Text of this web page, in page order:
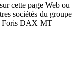
cette page Web ou
sociétés du groupe
Foris DAX MT